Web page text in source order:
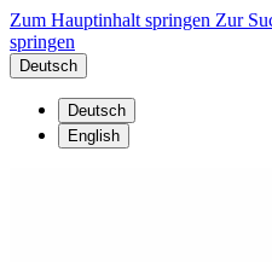
Zum Hauptinhalt springen Zur
springen
Deutsch
Deutsch
English